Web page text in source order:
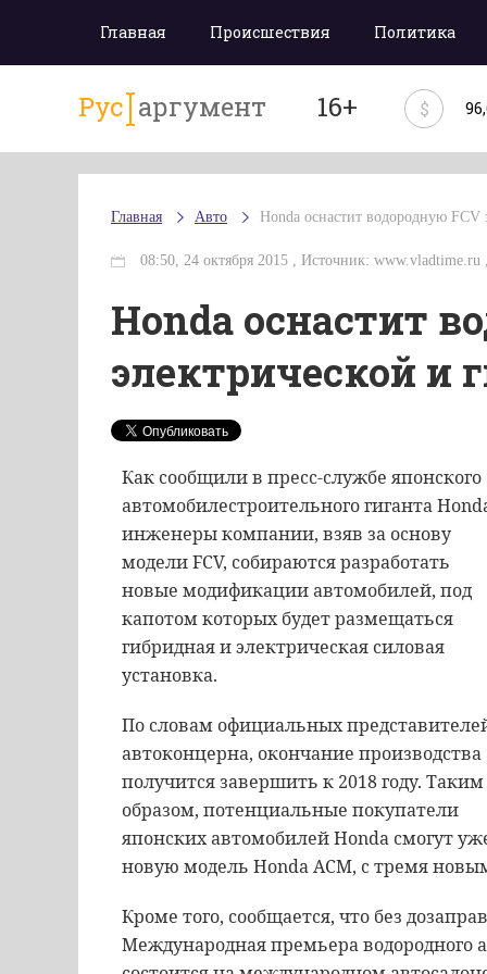
Главная Происшествия Политика
Рус аргумент 16+ $
Главная Авто Honda оснастит водородную FCV
08:50, 24 октября 2015 , Источник:
Honda оснастит
электрической и
Как сообщилив пресс-службе японского
автомобилестроительногогиганта
инженерыкомпании, взяв за основу
моделиFCV, собираютсяразработать
новые модификацииавтомобилей, под
капотомкоторых будетразмещаться
гибриднаяиэлектрическая силовая
установка.
По словам официальных
автоконцерна, окончание производства
получитсязавершить к 2018году. Таким
образом, потенциальные покупатели
японскихавтомобилейHonda смогут
новую модель HondaАСМ, стремя
Кроме того, сообщается, что без
Международнаяпремьераводородного